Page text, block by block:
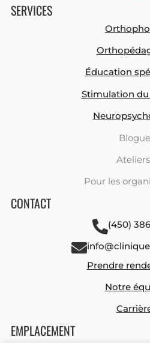
SERVICES
Éducation
Stimulation
Blogue
Ateliers
Pour les
CONTACT
(450)
Prendre
Notre
EMPLACEMENT